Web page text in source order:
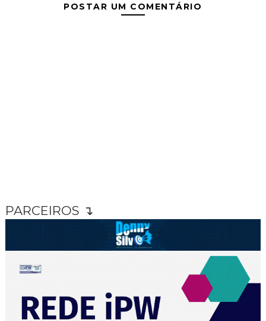
POSTAR UM COMENTÁRIO
PARCEIROS ↴